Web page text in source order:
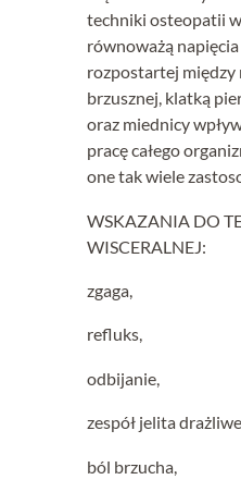
techniki osteopatii
równoważą
rozpostartej między
brzusznej, klatką
oraz miednicy
pracę całego
one tak
WSKAZANIA DO
WISCERALNEJ:
zgaga,
refluks,
odbijanie,
zespół jelita
ból brzucha,